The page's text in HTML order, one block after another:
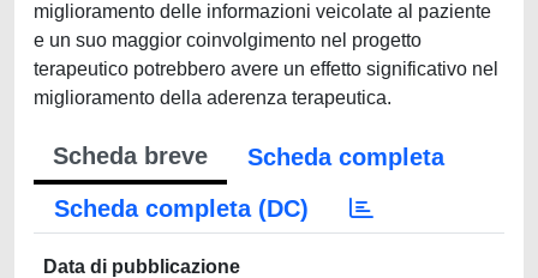
miglioramento delle informazioni veicolate al paziente
e un suo maggior coinvolgimento nel progetto
terapeutico potrebbero avere un effetto significativo nel
miglioramento della aderenza terapeutica.
Scheda breve
Scheda completa
Scheda completa (DC)
Data di pubblicazione